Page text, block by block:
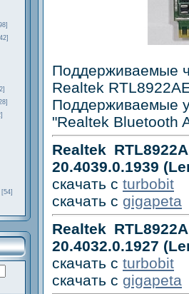
[54]
Поддерживаемые
Realtek
Поддерживаемые
"Realtek Bluetooth
Realtek
20.4039.0.1939
скачать с turbobit
скачать с gigapeta
Realtek
20.4032.0.1927
скачать с turbobit
скачать с gigapeta